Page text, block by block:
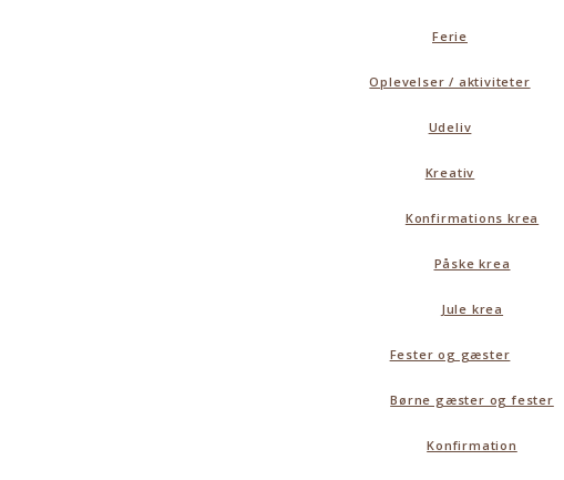
Ferie
Oplevelser / aktiviteter
Udeliv
Kreativ
Konfirmations krea
Påske krea
Jule krea
Fester og gæster
Børne gæster og fester
Konfirmation